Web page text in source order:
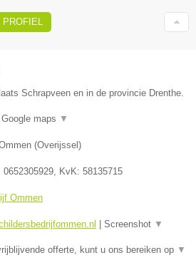
PROFIEL
Schrapveen en in de provincie Drenthe.
Google maps ▼
(Overijssel )
0652305929, KvK: 58135715
Ommen
Screenshot ▼
offerte, kunt u ons bereiken op ▼